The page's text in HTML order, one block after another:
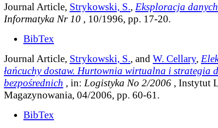
Journal Article, Strykowski, S., Eksploracja danych
Informatyka Nr 10 , 10/1996, pp. 17-20.
BibTex
Journal Article, Strykowski, S., and W. Cellary,
łańcuchy dostaw. Hurtownia wirtualna i strategia
bezpośrednich , in: Logistyka No 2/2006 , Instytut
Magazynowania, 04/2006, pp. 60-61.
BibTex